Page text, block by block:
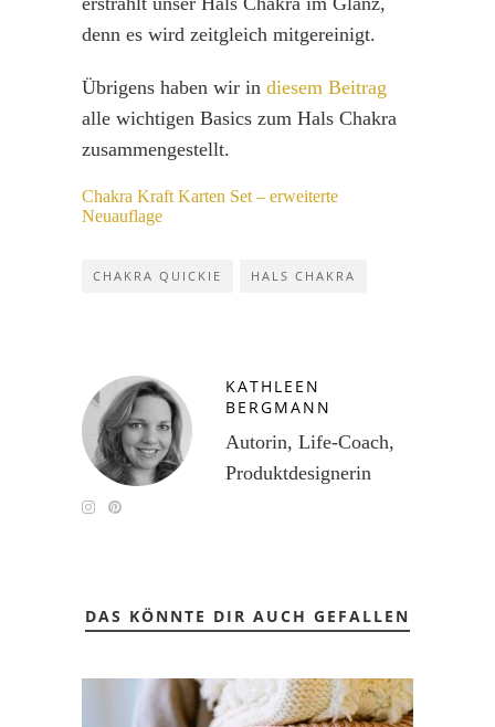
denn es wird zeitgleich mitgereinigt.
Übrigens haben wir in diesem Beitrag
alle wichtigen Basics zum Hals Chakra
zusammengestellt.
Chakra Kraft Karten Set – erweiterte
Neuauflage
CHAKRA QUICKIE HALS CHAKRA
KATHLEEN
BERGMANN
Autorin, Life-Coach,
Produktdesignerin
DAS KÖNNTE DIR AUCH GEFALLEN